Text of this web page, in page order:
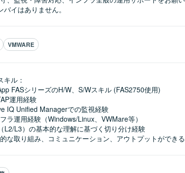
バイはありません。
VMWARE
キル：
FASシリーズのH/W、S/Wスキル (FAS2750使用)
運用経験
IQ Unified Managerでの監視経験
フラ運用経験（Windows/Linux、VWMare等）
L2/L3）の基本的な理解に基づく切り分け経験
的な取り組み、コミュニケーション、アウトプットができ